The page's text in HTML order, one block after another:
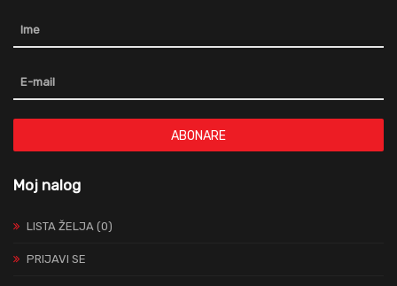
ABONARE
Moj nalog
LISTA ŽELJA (0)
PRIJAVI SE